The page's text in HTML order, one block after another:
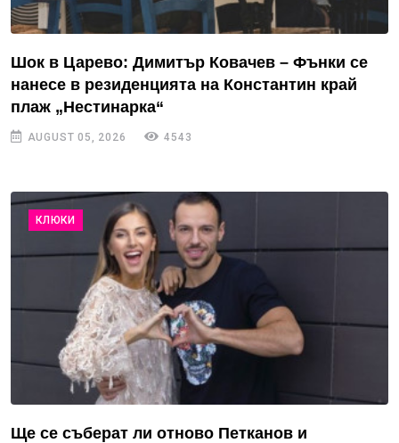
Шок в Царево: Димитър Ковачев – Фънки се
нанесе в резиденцията на Константин край
плаж „Нестинарка“
AUGUST 05, 2026 4543
КЛЮКИ
Ще се съберат ли отново Петканов и